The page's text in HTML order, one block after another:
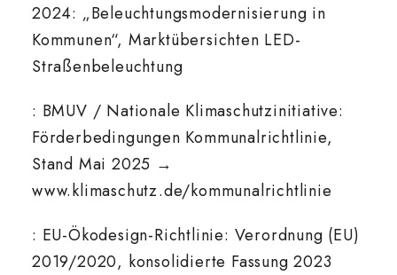
2024: „Beleuchtungsmodernisierung in
Kommunen“, Marktübersichten LED-
Straßenbeleuchtung
: BMUV / Nationale Klimaschutzinitiative:
Förderbedingungen Kommunalrichtlinie,
Stand Mai 2025 →
www.klimaschutz.de/kommunalrichtlinie
: EU-Ökodesign-Richtlinie: Verordnung (EU)
2019/2020, konsolidierte Fassung 2023